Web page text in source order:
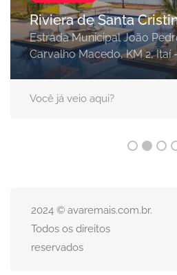
Riviera de Santa
Estrada Municipal João
Carvalho Macedo, KM 2, Itaí
Você já veio aqui?
2024 © avaremais.com.br.
Todos os direitos
reservados